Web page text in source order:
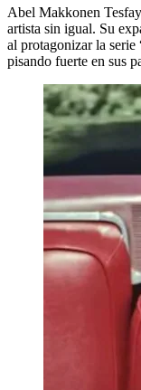
Abel Makkonen
artista sin igual. Su
al protagonizar la
pisando fuerte en sus